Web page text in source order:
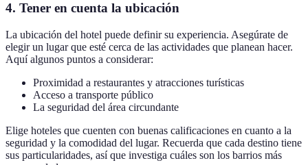
4. Tener en cuenta la ubicación
La ubicación del hotel puede definir su experiencia. Asegúrate de
elegir un lugar que esté cerca de las actividades que planean hacer.
Aquí algunos puntos a considerar:
Proximidad a restaurantes y atracciones turísticas
Acceso a transporte público
La seguridad del área circundante
Elige hoteles que cuenten con buenas calificaciones en cuanto a la
seguridad y la comodidad del lugar. Recuerda que cada destino tiene
sus particularidades, así que investiga cuáles son los barrios más